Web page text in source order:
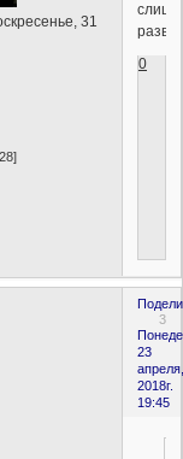
31
0
3
23
апреля,
2018г.
19:45